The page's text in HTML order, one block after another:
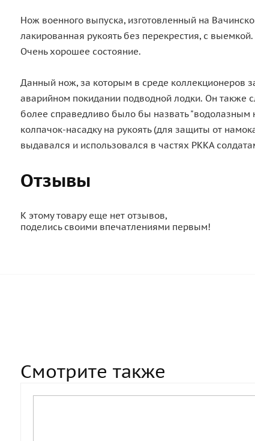
Нож военного выпуска, изготовленный на
лакированная рукоять без перекрестия, с
Очень хорошее состояние.
Данный нож, за которым в среде коллекционеров
аварийном покидании подводной лодки. Он также
более справедливо было бы назвать
колпачок-насадку на рукоять (для защиты от
выдавался и использовался в частях РККА
Отзывы
К этому товару еще нет отзывов,
поделись своими впечатлениями первым!
Смотрите также